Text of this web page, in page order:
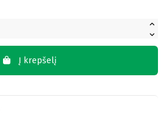
Į krepšelį